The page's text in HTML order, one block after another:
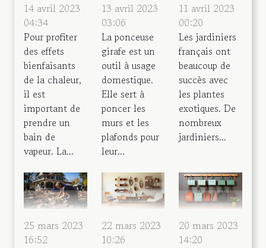
14 avril 2023
04:34
Pour profiter
des effets
bienfaisants
de la chaleur,
il est
important de
prendre un
bain de
vapeur. La...
13 avril 2023
03:06
La ponceuse
girafe est un
outil à usage
domestique.
Elle sert à
poncer les
murs et les
plafonds pour
leur...
11 avril 2023
00:20
Les jardiniers
français ont
beaucoup de
succès avec
les plantes
exotiques. De
nombreux
jardiniers...
25 mars 2023
16:52
22 mars 2023
10:26
20 mars 2023
14:20